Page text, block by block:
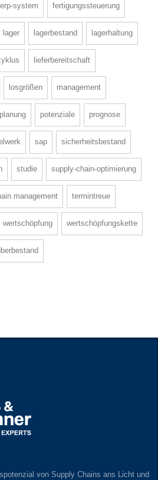
erp-system fertigungssteuerung
lager lagerbestand lagerhaltung
lieferbereitschaft
losgrößen management
planung potenziale prognose
sap sicherheitsbestand
studie supply-chain-optimierung
management termintreue
wertschöpfung wertschöpfungskette
von Supply Chains ans Licht und